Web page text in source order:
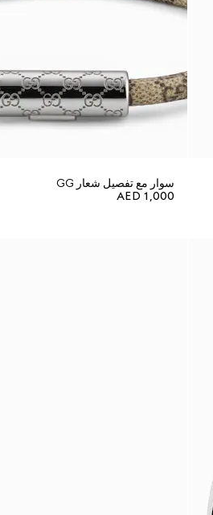
سوار مع تفصيل شعار GG
AED 1,000